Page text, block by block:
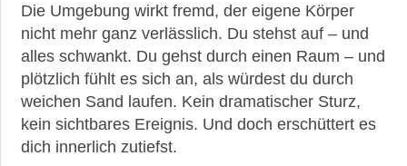
Die Umgebung wirkt fremd, der eigene Körper
nicht mehr ganz verlässlich. Du stehst auf – und
alles schwankt. Du gehst durch einen Raum – und
plötzlich fühlt es sich an, als würdest du durch
weichen Sand laufen. Kein dramatischer Sturz,
kein sichtbares Ereignis. Und doch erschüttert es
dich innerlich zutiefst.